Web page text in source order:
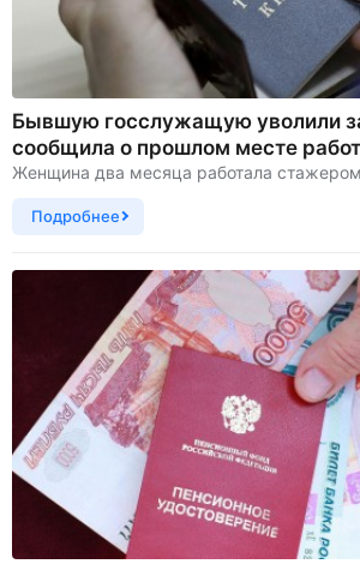
Бывшую госслужащую уволили
сообщила о прошлом месте
Женщина два месяца работала
Подробнее